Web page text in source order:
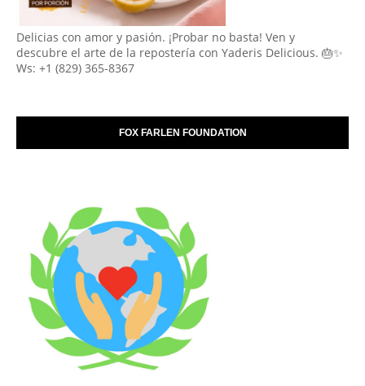
Delicias con amor y pasión. ¡Probar no basta! Ven y
descubre el arte de la repostería con Yaderis Delicious. 🎂✨
Ws: +1 (829) 365-8367
FOX FARLEN FOUNDATION